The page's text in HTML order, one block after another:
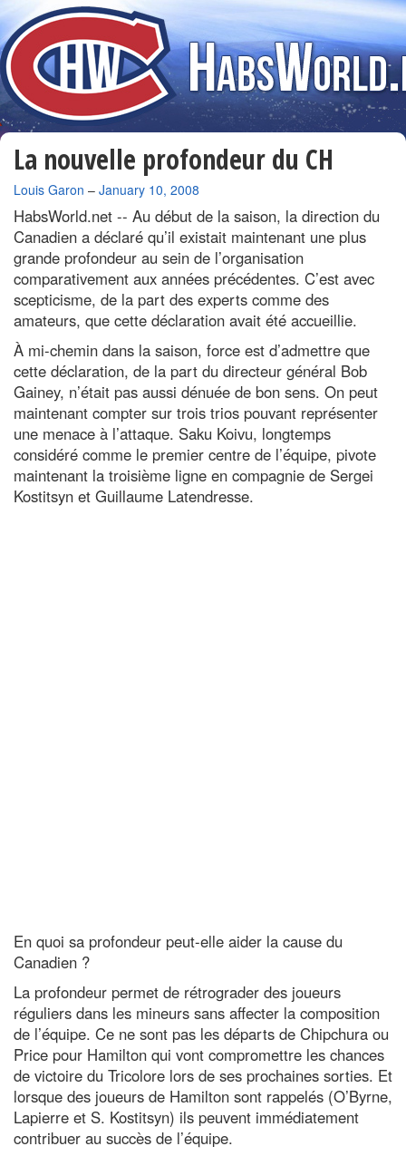
La nouvelle profondeur du CH
By
Louis Garon – January 10, 2008
HabsWorld.net -- Au début de la saison, la direction du
Canadien a déclaré qu’il existait maintenant une plus
grande profondeur au sein de l’organisation
comparativement aux années précédentes. C’est avec
scepticisme, de la part des experts comme des
amateurs, que cette déclaration avait été accueillie.
À mi-chemin dans la saison, force est d’admettre que
cette déclaration, de la part du directeur général Bob
Gainey, n’était pas aussi dénuée de bon sens. On peut
maintenant compter sur trois trios pouvant représenter
une menace à l’attaque. Saku Koivu, longtemps
considéré comme le premier centre de l’équipe, pivote
maintenant la troisième ligne en compagnie de Sergei
Kostitsyn et Guillaume Latendresse.
En quoi sa profondeur peut-elle aider la cause du
Canadien ?
La profondeur permet de rétrograder des joueurs
réguliers dans les mineurs sans affecter la composition
de l’équipe. Ce ne sont pas les départs de Chipchura ou
Price pour Hamilton qui vont compromettre les chances
de victoire du Tricolore lors de ses prochaines sorties. Et
lorsque des joueurs de Hamilton sont rappelés (O’Byrne,
Lapierre et S. Kostitsyn) ils peuvent immédiatement
contribuer au succès de l’équipe.